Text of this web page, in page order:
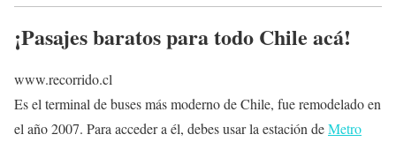
¡Pasajes baratos para todo Chile acá!
www.recorrido.cl
Es el terminal de buses más moderno de Chile, fue remodelado en
el año 2007. Para acceder a él, debes usar la estación deMetro